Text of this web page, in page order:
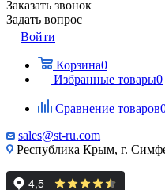
Заказать звонок
Задать вопрос
Войти
Корзина0
Избранные товары0
Сравнение товаров
sales@st-ru.com
Республика Крым, г.